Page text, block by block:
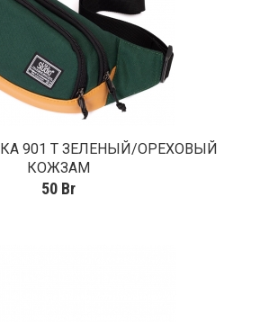
901 Т ЗЕЛЕНЫЙ/ОРЕХОВЫЙ
КОЖЗАМ
50 Br